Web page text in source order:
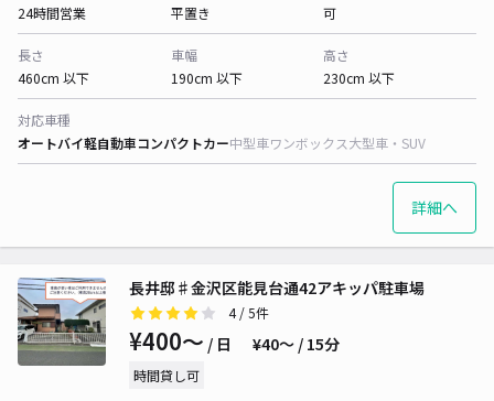
24時間営業
平置き
可
長さ
460cm 以下
車幅
190cm 以下
高さ
230cm 以下
対応車種
オートバイ軽自動車コンパクトカー中型車ワンボックス大型車・SUV
詳細へ
長井邸♯金沢区能見台通42アキッパ駐車場
4/ 5件
¥400〜 / 日 ¥40〜 / 15分
時間貸し可